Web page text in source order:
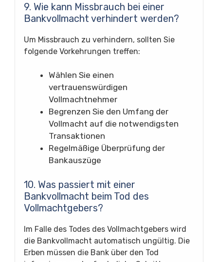
9. Wie kann Missbrauch bei einer
Bankvollmacht verhindert werden?
Um Missbrauch zu verhindern, sollten Sie
folgende Vorkehrungen treffen:
Wählen Sie einen
vertrauenswürdigen
Vollmachtnehmer
Begrenzen Sie den Umfang der
Vollmacht auf die notwendigsten
Transaktionen
Regelmäßige Überprüfung der
Bankauszüge
10. Was passiert mit einer
Bankvollmacht beim Tod des
Vollmachtgebers?
Im Falle des Todes des Vollmachtgebers wird
die Bankvollmacht automatisch ungültig. Die
Erben müssen die Bank über den Tod